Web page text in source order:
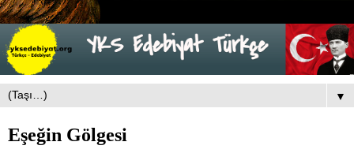
▼
Eşeğin Gölgesi